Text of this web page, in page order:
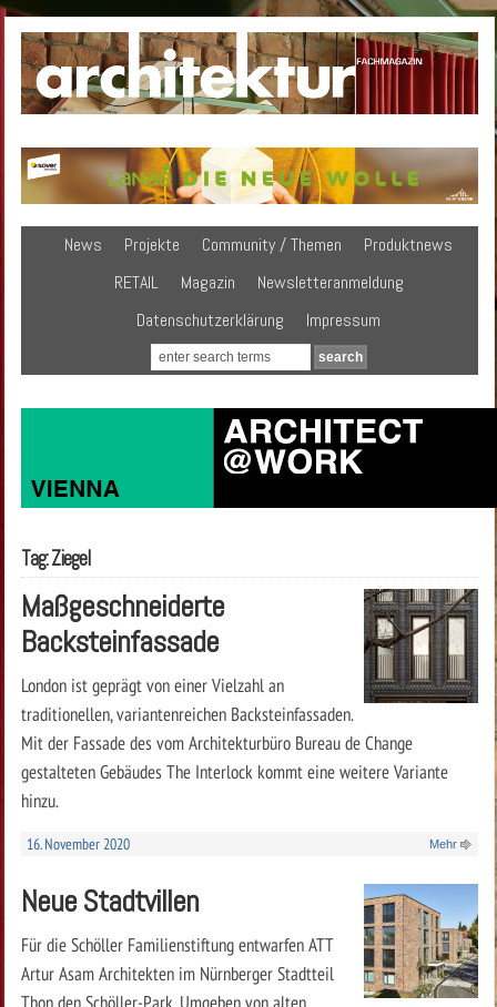
News Projekte Community / Themen
Produktnews
RETAIL
Magazin
Newsletteranmeldung
Datenschutzerklärung
Impressum
Tag: Ziegel
Maßgeschneiderte
Backsteinfassade
London ist geprägt von einer Vielzahl an
traditionellen, variantenreichen Backsteinfassaden.
Mit der Fassade des vom Architekturbüro Bureau de Change
gestalteten Gebäudes The Interlock kommt eine weitere Variante
hinzu.
16. November 2020 Mehr
Neue Stadtvillen
Für die Schöller Familienstiftung entwarfen ATT
Artur Asam Architekten im Nürnberger Stadtteil
Thon den Schöller-Park. Umgeben von alten